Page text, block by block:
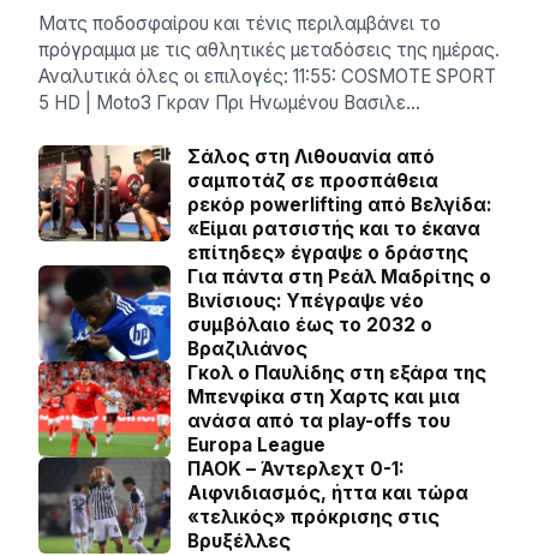
Ματς ποδοσφαίρου και τένις περιλαμβάνει το
πρόγραμμα με τις αθλητικές μεταδόσεις της ημέρας.
Αναλυτικά όλες οι επιλογές: 11:55: COSMOTE SPORT
5 HD | Moto3 Γκραν Πρι Ηνωμένου Βασιλε…
Σάλος στη Λιθουανία από
σαμποτάζ σε προσπάθεια
ρεκόρ powerlifting από Βελγίδα:
«Είμαι ρατσιστής και το έκανα
επίτηδες» έγραψε ο δράστης
Για πάντα στη Ρεάλ Μαδρίτης ο
Βινίσιους: Yπέγραψε νέο
συμβόλαιο έως το 2032 ο
Βραζιλιάνος
Γκολ ο Παυλίδης στη εξάρα της
Μπενφίκα στη Χαρτς και μια
ανάσα από τα play-offs του
Europa League
ΠΑΟΚ – Άντερλεχτ 0-1:
Αιφνιδιασμός, ήττα και τώρα
«τελικός» πρόκρισης στις
Βρυξέλλες